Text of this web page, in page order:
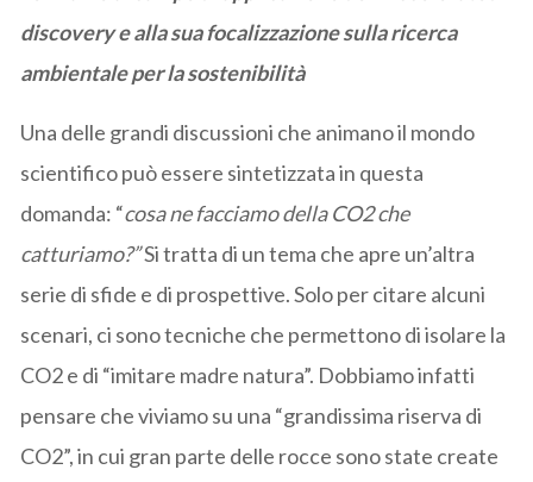
discovery e alla sua focalizzazione sulla ricerca
ambientale per la sostenibilità
Una delle grandi discussioni che animano il mondo
scientifico può essere sintetizzata in questa
domanda: “cosa ne facciamo della CO2 che
catturiamo?”Si tratta di un tema che apre un’altra
serie di sfide e di prospettive. Solo per citare alcuni
scenari, ci sono tecniche che permettono di isolare la
CO2 e di “imitare madre natura”. Dobbiamo infatti
pensare che viviamo su una “grandissima riserva di
CO2”, in cui gran parte delle rocce sono state create